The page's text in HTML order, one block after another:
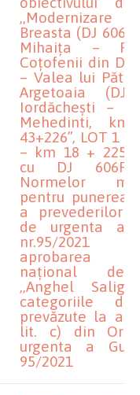
,,Modernizare
Breasta (DJ 606)
Mihaița –
Coțofenii din
– Valea lui
Argetoaia
Iordăchești –
Mehedinti,
43+226”, LOT 1
– km 18 + 225
cu DJ 606F)
Normelor
pentru punerea
a prevederilor
de urgenta a
nr.95/
aprobarea
național de
,,Anghel
categoriile
prevăzute la
lit. c) din
urgenta a
95/2021